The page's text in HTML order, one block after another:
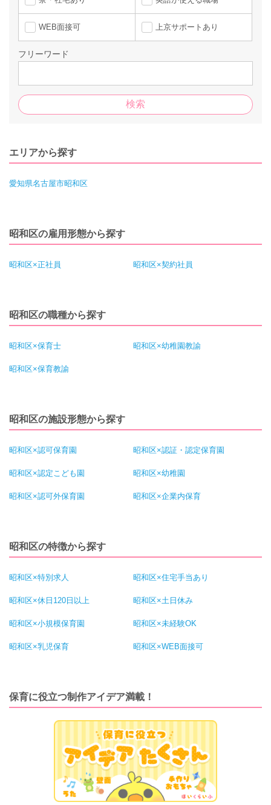
WEB面接可 上京サポートあり
フリーワード
エリアから探す
愛知県名古屋市昭和区
昭和区の雇用形態から探す
昭和区×正社員 昭和区×契約社員
昭和区の職種から探す
昭和区×保育士 昭和区×幼稚園教諭
昭和区×保育教諭
昭和区の施設形態から探す
昭和区×認可保育園 昭和区×認証・認定保育園
昭和区×認定こども園 昭和区×幼稚園
昭和区×認可外保育園 昭和区×企業内保育
昭和区の特徴から探す
昭和区×特別求人 昭和区×住宅手当あり
昭和区×休日120日以上 昭和区×土日休み
昭和区×小規模保育園 昭和区×未経験OK
昭和区×乳児保育 昭和区×WEB面接可
保育に役立つ制作アイデア満載！